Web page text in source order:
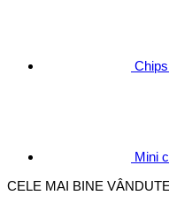
Mini
CELE MAI BINE VÂNDUTE